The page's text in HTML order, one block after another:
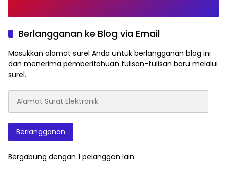
Berlangganan ke Blog via Email
Masukkan alamat surel Anda untuk berlangganan blog ini
dan menerima pemberitahuan tulisan-tulisan baru melalui
surel.
Surat
Berlangganan
Bergabung dengan 1 pelanggan lain